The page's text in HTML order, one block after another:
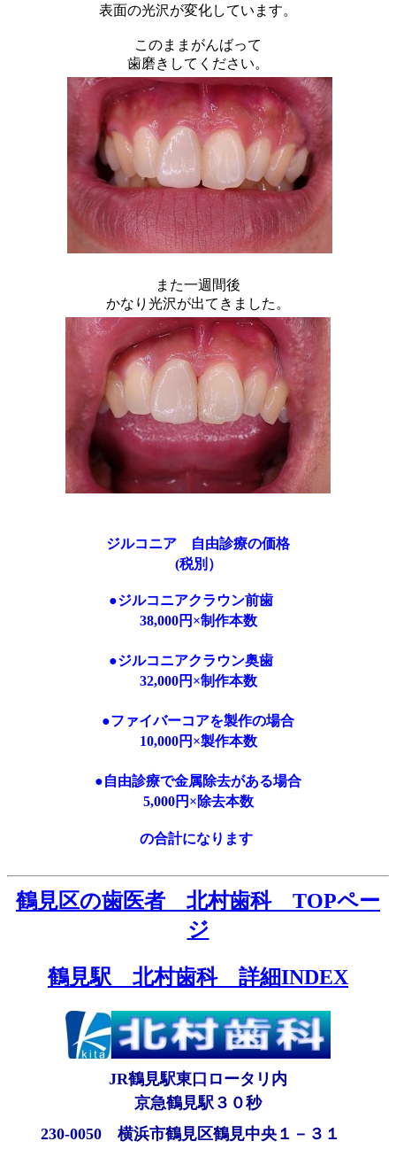
表面の光沢が変化しています。
このままがんばって
歯磨きしてください。
また一週間後
かなり光沢が出てきました。
ジルコニア 自由診療の価格
(税別）
●ジルコニアクラウン前歯
38,000円×制作本数
●ジルコニアクラウン奥歯
32,000円×制作本数
●ファイバーコアを製作の場合
10,000円×製作本数
●自由診療で金属除去がある場合
5,000円×除去本数
の合計になります
鶴見区の歯医者 北村歯科 TOPペー
ジ
鶴見駅 北村歯科 詳細INDEX
JR鶴見駅東口ロータリ内
京急鶴見駅３０秒
230-0050 横浜市鶴見区鶴見中央１－３１